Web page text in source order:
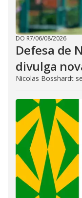
DO R7/06/08/2026
Defesa de
divulga
Nicolas Bosshardt